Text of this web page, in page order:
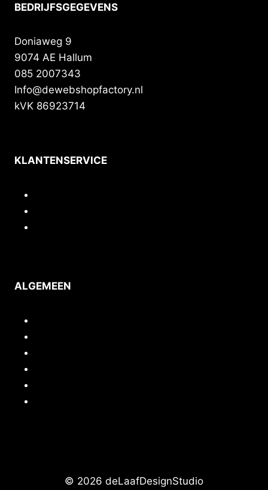
BEDRIJFSGEGEVENS
Doniaweg 9
9074 AE Hallum
085 2007343
Info@dewebshopfactory.nl
kVK 86923714
KLANTENSERVICE
ALGEMEEN
© 2026 deLaafDesignStudio